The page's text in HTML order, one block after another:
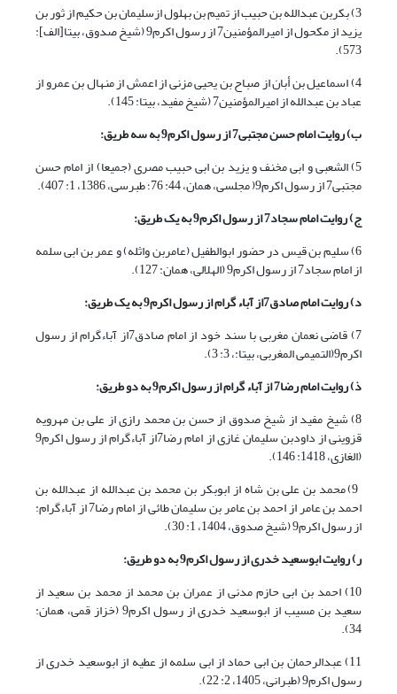
3) بکربن عبدالله بن حبیب از تمیم بن بهلول ازسلیمان بن حکیم از ثور بن
یزید از مکحول از امیرالمؤمنین7 از رسول اکرم9 (شیخ صدوق، بی‏تا[الف]:
573).
4) اسماعیل بن أبان از صباح بن یحیی مزنی از اعمش از منهال بن عمرو از
عباد بن عبدالله از امیرالمؤمنین7 (شیخ مفید، بی‏تا: 145).
ب) روایت امام حسن مجتبی7از رسول اکرم9به سه طریق:
5) الشعبی و ابی مخنف و یزید بن ابی حبیب مصری (جمیعا) از امام حسن
مجتبی7 از رسول اکرم9( مجلسی، همان، 44: 76؛ طبرسی، 1386، 1: 407).
ج) روایت امام سجاد7از رسول اکرم9به یک طریق:
6) سلیم بن قیس در حضور ابوالطفیل (عامربن واثله) و عمر بن ابی سلمه
از امام سجاد7 از رسول اکرم9 (الهلالی، همان: 127).
د) روایت امام صادق7از آباء گرام از رسول اکرم9به یک طریق:
7) قاضی نعمان مغربی با سند خود از امام صادق7از آباءگرام از رسول
اکرم9(التمیمی المغربی، بی‏تا:، 3: 3).
ذ) روایت امام رضا7از آباء گرام از رسول اکرم9به دو طریق:
8) شیخ مفید از شیخ صدوق از حسن بن محمد رازی از علی بن مهرویه
قزوینی از داودبن سلیمان غازی از امام رضا7از آباءگرام از رسول اکرم9
(الغازی، 1418: 146).
9) محمد بن علی بن شاه از ابوبکر بن محمد بن عبدالله از عبدالله بن
احمد بن عامر از احمد بن عامر بن سلیمان طائی از امام رضا7 از آباءگرام:
از رسول اکرم9 (شیخ صدوق، 1404، 1: 30).
ر) روایت ابوسعید خدری از رسول اکرم9به دو طریق:
10) احمد بن ابی حازم مدنی از عمران بن محمد از محمد بن سعید از
سعید بن مسیب از ابوسعید خدری از رسول اکرم9 (خزاز قمی، همان:
34).
11) عبدالرحمان بن ابی حماد از ابی سلمه از عطیه از ابوسعید خدری از
رسول اکرم9 (طبرانی، 1405، 2: 22).